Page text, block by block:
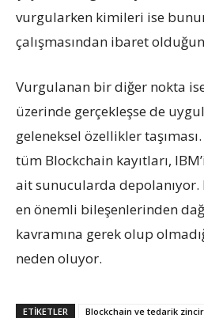
vurgularken kimileri ise
çalışmasından ibaret
Vurgulanan bir diğer nokta
üzerinde gerçekleşse de
geleneksel özellikler
tüm Blockchain kayıtları,
ait sunucularda depolanıyor.
en önemli bileşenlerinden
kavramına gerek olup
neden oluyor.
ETIKETLER Blockchain ve tedarik